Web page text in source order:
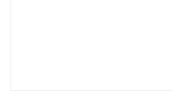
trip entre amis, avoir votre